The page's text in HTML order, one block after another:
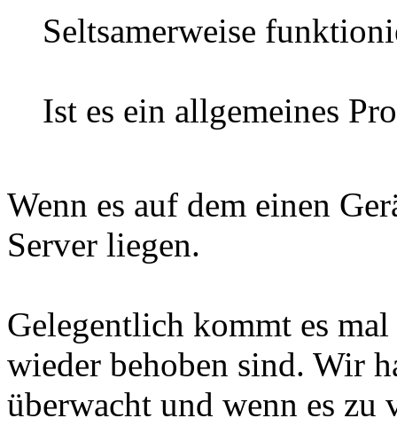
Seltsamerweise
Ist es ein allgemeines
Wenn es auf dem einen
Server liegen.
Gelegentlich kommt es
wieder behoben sind. Wir
überwacht und wenn es zu